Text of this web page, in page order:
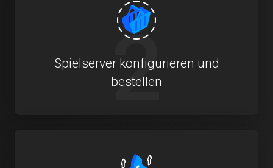
2
Spielserver konfigurieren und
bestellen